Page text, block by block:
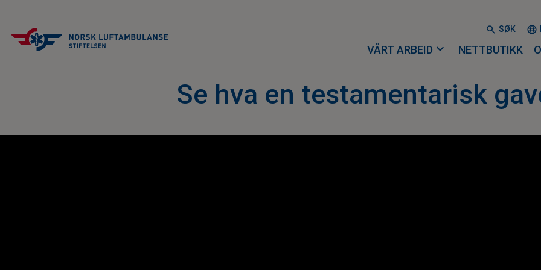
SØK
VÅRT ARBEID expand_more NETTBUTIKK
Se hva en testamentarisk